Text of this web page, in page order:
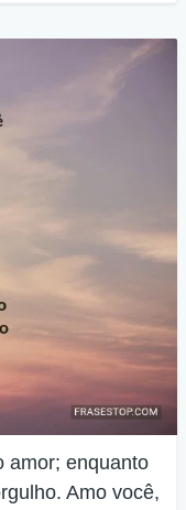
amor; enquanto
Amo você,